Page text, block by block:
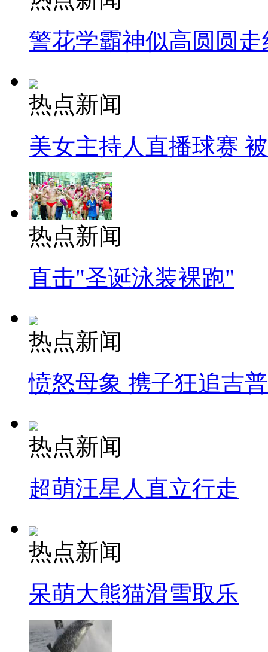
警花学霸神似高圆圆走
热点新闻
美女主持人直播球赛
热点新闻
直击"圣诞泳装裸跑"
热点新闻
愤怒母象 携子狂追吉
热点新闻
超萌汪星人直立行走
热点新闻
呆萌大熊猫滑雪取乐